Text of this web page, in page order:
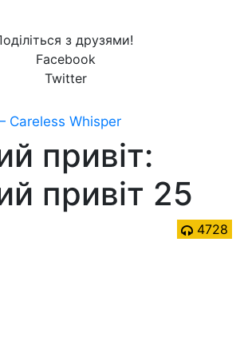
з друзями!
Facebook
Twitter
Careless Whisper
привіт:
привіт 25
4728